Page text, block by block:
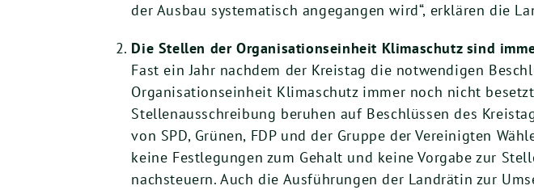
der Ausbau systematisch angegangen wird“, erklären die
Die Stellen der Organisationseinheit Klimaschutz sind
Fast ein Jahr nachdem der Kreistag die notwendigen
Organisationseinheit Klimaschutz immer noch nicht
Stellenausschreibung beruhen auf Beschlüssen des
von SPD, Grünen, FDP und der Gruppe der Vereinigten
keine Festlegungen zum Gehalt und keine Vorgabe zur
nachsteuern. Auch die Ausführungen der Landrätin zur